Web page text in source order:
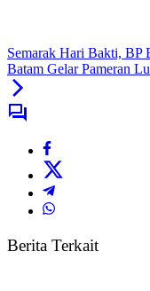
Semarak Hari Bakti, BP
Batam Gelar Pameran
Berita Terkait